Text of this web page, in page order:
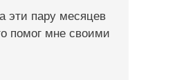
эти пару месяцев
помог мне своими